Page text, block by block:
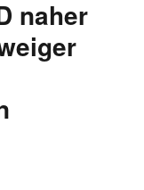
naher